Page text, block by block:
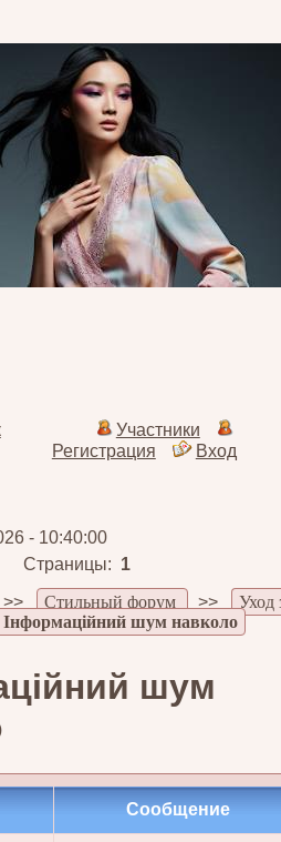
Участники
Регистрация
Вход
- 10:40:00
Страницы: 1
>> Стильный форум >>
Уход
Інформаційний шум навколо
шум
Сообщение